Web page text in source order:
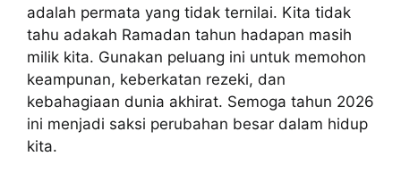
adalah permata yang tidak ternilai. Kita tidak
tahu adakah Ramadan tahun hadapan masih
milik kita. Gunakan peluang ini untuk memohon
keampunan, keberkatan rezeki, dan
kebahagiaan dunia akhirat. Semoga tahun 2026
ini menjadi saksi perubahan besar dalam hidup
kita.